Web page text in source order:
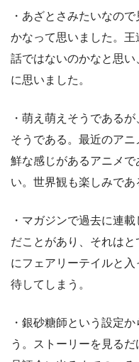
・あざとさみたいなの
かなって思いました。
話ではないのかなと思
に思いました。
・萌え萌えそうである
そうである。最近のア
鮮な感じがあるアニメ
い。世界観も楽しみであ
・マガジンで過去に連
だことがあり、それは
にフェアリーテイルと
待してしまう。
・銀砂糖師という設定
う。ストーリーを見る